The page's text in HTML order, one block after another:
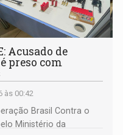
Acusado de
preso com
às 00:42
Brasil Contra o
Ministério da